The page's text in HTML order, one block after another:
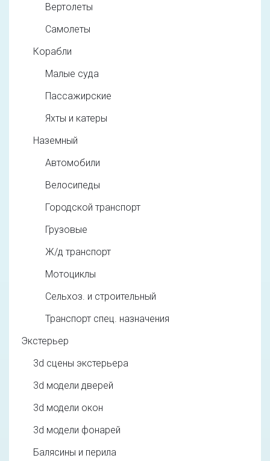
Вертолеты
Самолеты
Корабли
Малые суда
Пассажирские
Яхты и катеры
Наземный
Автомобили
Велосипеды
Городской транспорт
Грузовые
Ж/д транспорт
Мотоциклы
Сельхоз. и строительный
Транспорт спец. назначения
Экстерьер
3d cцены экстерьера
3d модели дверей
3d модели окон
3d модели фонарей
Балясины и перила